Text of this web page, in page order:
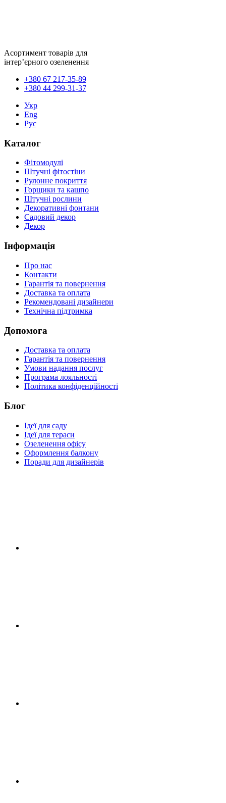
Асортимент товарів для
інтер’єрного озеленення
+380 67 217-35-89
+380 44 299-31-37
Укр
Eng
Рус
Каталог
Фітомодулі
Штучні фітостіни
Рулонне покриття
Горщики та кашпо
Штучні рослини
Декоративні фонтани
Садовий декор
Декор
Інформація
Про нас
Контакти
Гарантія та повернення
Доставка та оплата
Рекомендовані дизайнери
Технічна підтримка
Допомога
Доставка та оплата
Гарантія та повернення
Умови надання послуг
Програма лояльності
Політика конфіденційності
Блог
Ідеї для саду
Ідеї для тераси
Озеленення офісу
Оформлення балкону
Поради для дизайнерів